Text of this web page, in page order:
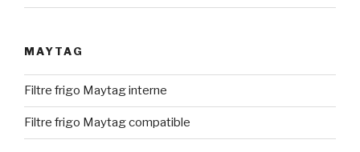
MAYTAG
Filtre frigo Maytag interne
Filtre frigo Maytag compatible